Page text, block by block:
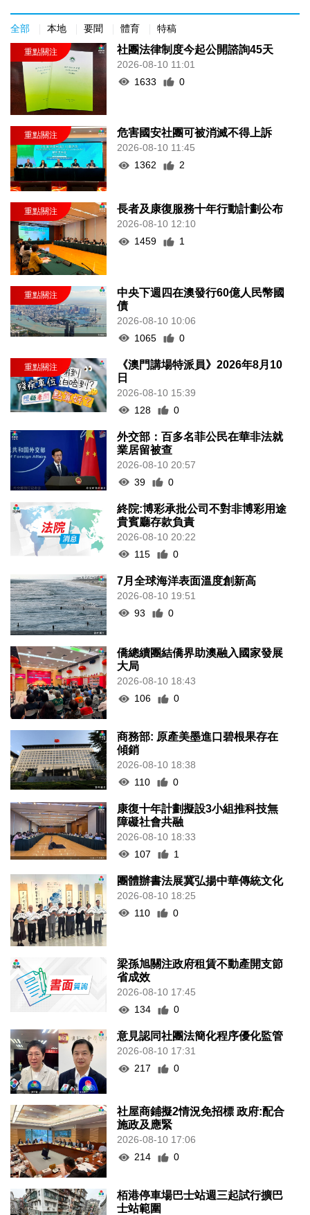
全部 本地 要聞 體育 特稿
社團法律制度今起公開諮詢45天
2026-08-10 11:01
1633
0
危害國安社團可被消滅不得上訴
2026-08-10 11:45
1362
2
長者及康復服務十年行動計劃公布
2026-08-10 12:10
1459
1
中央下週四在澳發行60億人民幣國
債
2026-08-10 10:06
1065
0
《澳門講場特派員》2026年8月10
日
2026-08-10 15:39
128
0
外交部：百多名菲公民在華非法就
業居留被查
2026-08-10 20:57
39
0
終院:博彩承批公司不對非博彩用途
貴賓廳存款負責
2026-08-10 20:22
115
0
7月全球海洋表面溫度創新高
2026-08-10 19:51
93
0
僑總續團結僑界助澳融入國家發展
大局
2026-08-10 18:43
106
0
商務部: 原產美墨進口碧根果存在
傾銷
2026-08-10 18:38
110
0
康復十年計劃擬設3小組推科技無
障礙社會共融
2026-08-10 18:33
107
1
團體辦書法展冀弘揚中華傳統文化
2026-08-10 18:25
110
0
梁孫旭關注政府租賃不動產開支節
省成效
2026-08-10 17:45
134
0
意見認同社團法簡化程序優化監管
2026-08-10 17:31
217
0
社屋商鋪擬2情況免招標 政府:配合
施政及應緊
2026-08-10 17:06
214
0
栢港停車場巴士站週三起試行擴巴
士站範圍